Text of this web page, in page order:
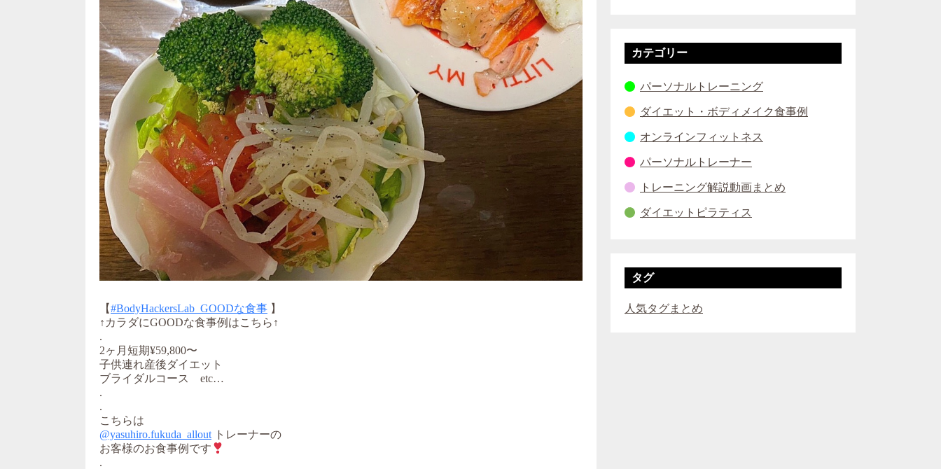
【#BodyHackersLab_GOODな食事 】
↑カラダにGOODな食事例はこちら↑
.
2ヶ月短期¥59,800〜
子供連れ産後ダイエット
ブライダルコース etc…
.
.
こちらは
@yasuhiro.fukuda_allout トレーナーの
お客様のお食事例です
.
カテゴリー
パーソナルトレーニング
ダイエット・ボディメイク食事例
オンラインフィットネス
パーソナルトレーナー
トレーニング解説動画まとめ
ダイエットピラティス
タグ
人気タグまとめ